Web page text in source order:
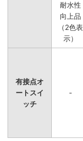
耐水性
向上品
（2色表
示）
有接点オ
ートスイ
ッチ
-